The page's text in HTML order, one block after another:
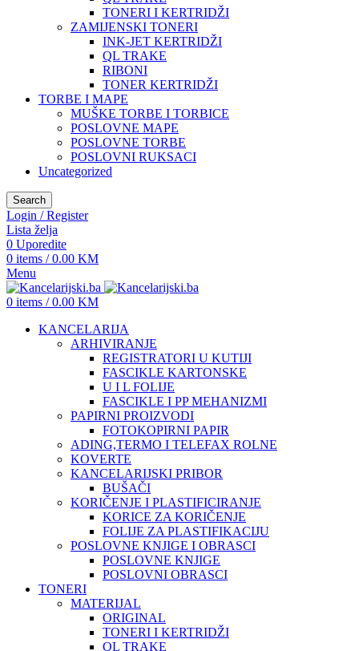
TONERI I KERTRIDŽI
ZAMIJENSKI TONERI
INK-JET KERTRIDŽI
QL TRAKE
RIBONI
TONER KERTRIDŽI
TORBE I MAPE
MUŠKE TORBE I TORBICE
POSLOVNE MAPE
POSLOVNE TORBE
POSLOVNI RUKSACI
Uncategorized
Search
Login / Register
Lista želja
0 Uporedite
0 items / 0.00 KM
Menu
0 items / 0.00 KM
KANCELARIJA
ARHIVIRANJE
REGISTRATORI U KUTIJI
FASCIKLE KARTONSKE
U I L FOLIJE
FASCIKLE I PP MEHANIZMI
PAPIRNI PROIZVODI
FOTOKOPIRNI PAPIR
ADING,TERMO I TELEFAX ROLNE
KOVERTE
KANCELARIJSKI PRIBOR
BUŠAČI
KORIČENJE I PLASTIFICIRANJE
KORICE ZA KORIČENJE
FOLIJE ZA PLASTIFIKACIJU
POSLOVNE KNJIGE I OBRASCI
POSLOVNE KNJIGE
POSLOVNI OBRASCI
TONERI
MATERIJAL
ORIGINAL
TONERI I KERTRIDŽI
QL TRAKE